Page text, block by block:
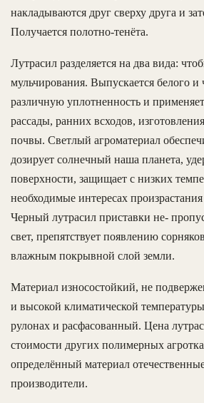
накладываются друг сверху друга и
Получается полотно-тенёта.
Лутрасил разделяется на два вида:
мульчирования. Выпускается белого и
различную уплотненность и
рассады, ранних всходов,
почвы. Светлый агроматериал
дозирует солнечный наша планета,
поверхности, защищает с низких
необходимые интересах
Черный лутрасил приставки не-
свет, препятствует появлению
влажным покрывной слой земли.
Материал износостойкий, не
и высокой климатической
рулонах и расфасованный. Цена
стоимости других полимерных
определённый материал
производители.